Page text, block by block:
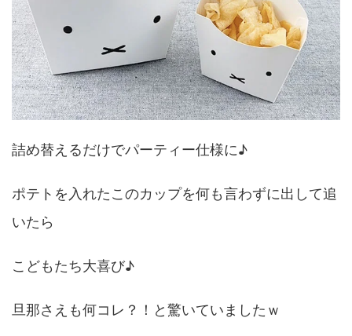
詰め替えるだけでパーティー仕様に♪
ポテトを入れたこのカップを何も言わずに出して追
いたら
こどもたち大喜び♪
旦那さえも何コレ？！と驚いていましたｗ